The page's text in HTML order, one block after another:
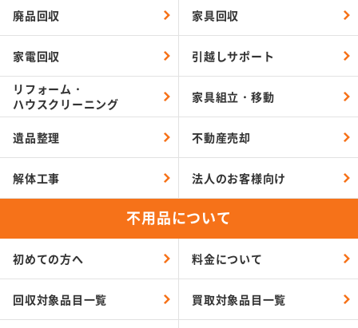
廃品回収 家具回収
家電回収 引越しサポート
リフォーム・
ハウスクリーニング
家具組立・移動
遺品整理 不動産売却
解体工事 法人のお客様向け
不用品について
初めての方へ 料金について
回収対象品目一覧 買取対象品目一覧